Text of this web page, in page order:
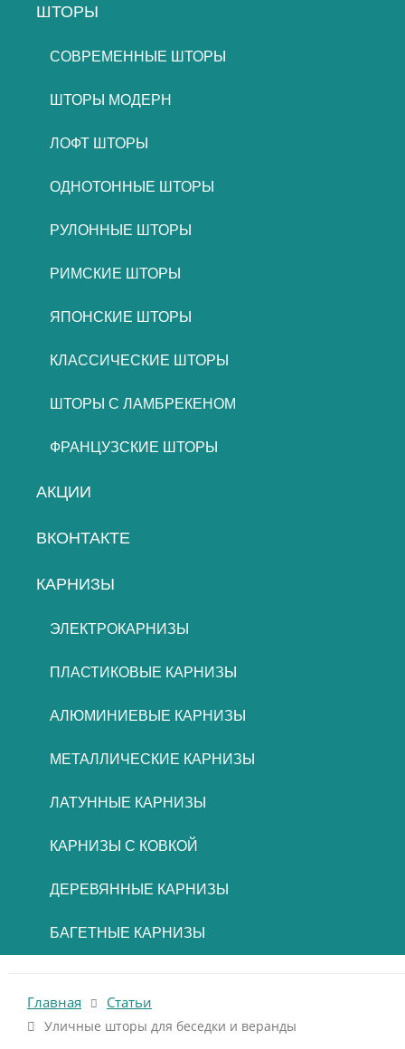
ШТОРЫ
СОВРЕМЕННЫЕ ШТОРЫ
ШТОРЫ МОДЕРН
ЛОФТ ШТОРЫ
ОДНОТОННЫЕ ШТОРЫ
РУЛОННЫЕ ШТОРЫ
РИМСКИЕ ШТОРЫ
ЯПОНСКИЕ ШТОРЫ
КЛАССИЧЕСКИЕ ШТОРЫ
ШТОРЫ С ЛАМБРЕКЕНОМ
ФРАНЦУЗСКИЕ ШТОРЫ
АКЦИИ
ВКОНТАКТЕ
КАРНИЗЫ
ЭЛЕКТРОКАРНИЗЫ
ПЛАСТИКОВЫЕ КАРНИЗЫ
АЛЮМИНИЕВЫЕ КАРНИЗЫ
МЕТАЛЛИЧЕСКИЕ КАРНИЗЫ
ЛАТУННЫЕ КАРНИЗЫ
КАРНИЗЫ С КОВКОЙ
ДЕРЕВЯННЫЕ КАРНИЗЫ
БАГЕТНЫЕ КАРНИЗЫ
Главная Статьи
Уличные шторы для беседки и веранды